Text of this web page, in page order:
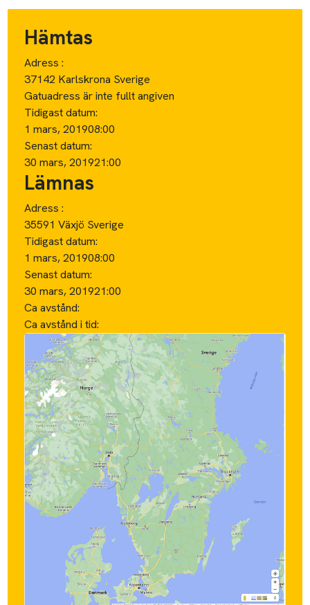
Hämtas
Adress :
37142 Karlskrona Sverige
Gatuadress är inte fullt angiven
Tidigast datum:
1 mars, 201908:00
Senast datum:
30 mars, 201921:00
Lämnas
Adress :
35591 Växjö Sverige
Tidigast datum:
1 mars, 201908:00
Senast datum:
30 mars, 201921:00
Ca avstånd:
Ca avstånd i tid: